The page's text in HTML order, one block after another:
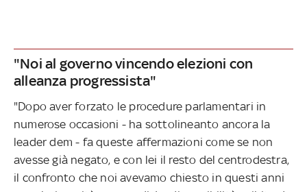
"Noi al governo vincendo elezioni con
alleanza progressista"
"Dopo aver forzato le procedure parlamentari in
numerose occasioni - ha sottolineanto ancora la
leader dem - fa queste affermazioni come se non
avesse già negato, e con lei il resto del centrodestra,
il confronto che noi avevamo chiesto in questi anni